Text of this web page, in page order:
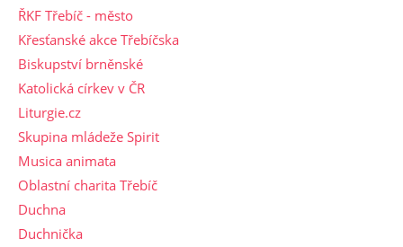
ŘKF Třebíč - město
Křesťanské akce Třebíčska
Biskupství brněnské
Katolická církev v ČR
Liturgie.cz
Skupina mládeže Spirit
Musica animata
Oblastní charita Třebíč
Duchna
Duchnička